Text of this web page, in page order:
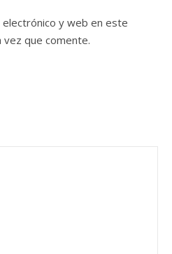
y web en este
vez que comente.